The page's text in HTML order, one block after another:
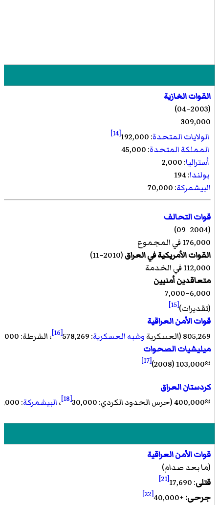
القوات الغازية
(2003–04)
309,000
الولايات المتحدة: 192,000
[14]
المملكة المتحدة: 45,000
أستراليا: 2,000
بولندا: 194
البيشمركة: 70,000
قوات التحالف
(2004–09)
176,000 في المجموع
القوات الأمريكية في العراق(2010–11)
112,000 في الخدمة
متعاقدين أمنيين
6,000–7,000
(تقديرات)[15]
قوات الأمن العراقية
805,269 (العسكرية
وشبه العسكرية: 578,269
[16]
، الشرطة: 227,000)
ميليشيات الصحوات
≈103,000 (2008)
[17]
كردستان العراق
≈400,000 (حرس الحدود الكردي: 30,000
[18] ،البيشمركة: 375,000)
قوات الأمن العراقية
(ما بعد صدام)
قتلى: 17,690
[21]
جرحى:+40,000
[22]